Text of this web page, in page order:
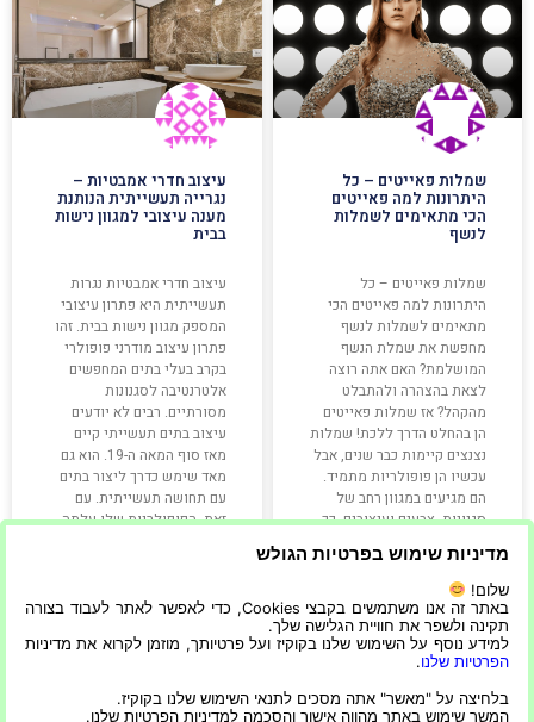
שמלות פאייטים – כל
היתרונות למה פאייטים
הכי מתאימים לשמלות
לנשף
שמלות פאייטים – כל
היתרונות למה פאייטים הכי
מתאימים לשמלות לנשף
מחפשת את שמלת הנשף
המושלמת? האם אתה רוצה
לצאת בהצהרה ולהתבלט
מהקהל? אז שמלות פאייטים
הן בהחלט הדרך ללכת! שמלות
נצנצים קיימות כבר שנים, אבל
עכשיו הן פופולריות מתמיד.
הם מגיעים במגוון רחב של
סגנונות, צבעים ועיצובים, כך
קרא עוד »
11/01/2023
עיצוב חדרי אמבטיות –
נגרייה תעשייתית הנותנת
מענה עיצובי למגוון נישות
בבית
עיצוב חדרי אמבטיות נגרות
תעשייתית היא פתרון עיצובי
המספק מגוון נישות בבית. זהו
פתרון עיצוב מודרני פופולרי
בקרב בעלי בתים המחפשים
אלטרנטיבה לסגנונות
מסורתיים. רבים לא יודעים
עיצוב בתים תעשייתי קיים
מאז סוף המאה ה-19. הוא גם
מאד שימש כדרך ליצור בתים
עם תחושה תעשייתית. עם
זאת, הפופולריות שלו עלתה
קרא עוד »
מדיניות שימוש בפרטיות הגולש
שלום!
באתר זה אנו משתמשים בקבצי Cookies, כדי לאפשר לאתר לעבוד בצורה
תקינה ולשפר את חוויית הגלישה שלך.
למידע נוסף על השימוש שלנו בקוקיז ועל פרטיותך, מוזמן לקרוא את מדיניות
הפרטיות שלנו.
בלחיצה על "מאשר" אתה מסכים לתנאי השימוש שלנו בקוקיז.
המשך שימוש באתר מהווה אישור והסכמה למדיניות הפרטיות שלנו.